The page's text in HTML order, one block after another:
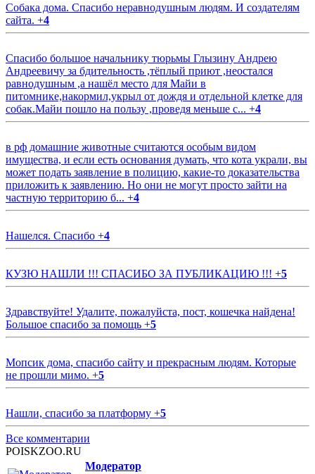
Собака дома. Спасибо неравнодушным людям. И создателям
сайта. +4
Спасибо большое начальнику тюрьмы Глызину Андрею
Андреевичу за бдительность ,тёплый приют ,неостался
равнодушным ,а нашёл место для Майи в
питомнике,накормил,укрыл от дождя и отдельной клетке для
собак.Майи пошло на пользу ,проведя меньше с... +4
в рф домашние животные считаются особым видом
имущества, и если есть основания думать, что кота украли, вы
может подать заявление в полицию, какие-то доказательства
приложить к заявлению. Но они не могут просто зайти на
частную территорию б... +4
Нашелся. Спасибо +4
КУЗЮ НАШЛИ !!! СПАСИБО ЗА ПУБЛИКАЦИЮ !!! +5
Здравствуйте! Удалите, пожалуйста, пост, кошечка найдена!
Большое спасибо за помощь +5
Мопсик дома, спасибо сайту и прекрасным людям. Которые
не прошли мимо. +5
Нашли, спасибо за платформу +5
Все комментарии
POISKZOO.RU
Модератор